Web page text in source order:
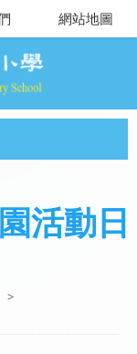
網站地圖
活動日
>